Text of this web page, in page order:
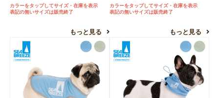
カラーをタップしてサイズ・在庫を表示
表記の無いサイズは販売終了
もっと見る
カラーをタップしてサイズ・在庫を表示
表記の無いサイズは販売終了
もっと見る